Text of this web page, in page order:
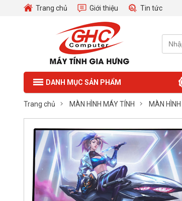
Trang chủ Giới thiệu Tin tức
DANH MỤC SẢN PHẨM
Trang chủ MÀN HÌNH MÁY TÍNH MÀN